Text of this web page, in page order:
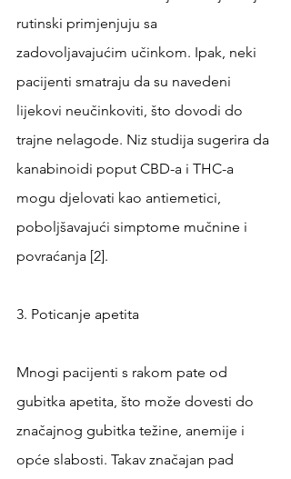
rutinski primjenjuju sa
zadovoljavajućim učinkom. Ipak, neki
pacijenti smatraju da su navedeni
lijekovi neučinkoviti, što dovodi do
trajne nelagode. Niz studija sugerira da
kanabinoidi poput CBD-a i THC-a
mogu djelovati kao antiemetici,
poboljšavajući simptome mučnine i
povraćanja [2].
3. Poticanje apetita
Mnogi pacijenti s rakom pate od
gubitka apetita, što može dovesti do
značajnog gubitka težine, anemije i
opće slabosti. Takav značajan pad